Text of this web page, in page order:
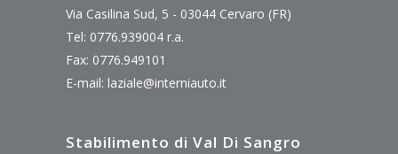
Via Casilina Sud, 5 - 03044 Cervaro (FR)
Tel: 0776.939004 r.a.
Fax: 0776.949101
E-mail: laziale@interniauto.it
Stabilimento di Val Di Sangro